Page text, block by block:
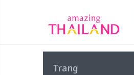
Trang